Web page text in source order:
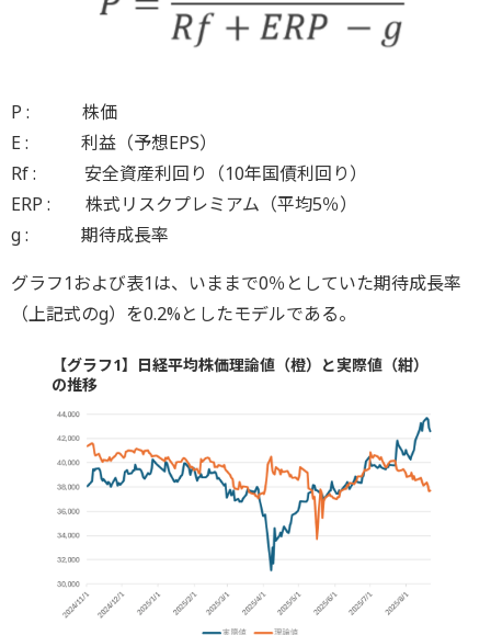
P : 株価
E : 利益（予想EPS）
Rf : 安全資産利回り（10年国債利回り）
ERP : 株式リスクプレミアム（平均5％）
g : 期待成長率
グラフ1および表1は、いままで0％としていた期待成長率
（上記式のg）を0.2%としたモデルである。
【グラフ1】日経平均株価理論値（橙）と実際値（紺）
の推移